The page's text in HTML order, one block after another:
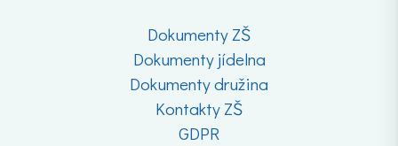
Dokumenty ZŠ
Dokumenty jídelna
Dokumenty družina
Kontakty ZŠ
GDPR